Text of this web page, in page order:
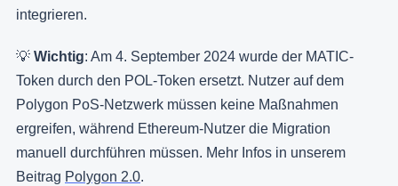
integrieren.
💡 Wichtig: Am 4. September 2024 wurde der MATIC-
Token durch den POL-Token ersetzt. Nutzer auf dem
Polygon PoS-Netzwerk müssen keine Maßnahmen
ergreifen, während Ethereum-Nutzer die Migration
manuell durchführen müssen. Mehr Infos in unserem
Beitrag Polygon 2.0.